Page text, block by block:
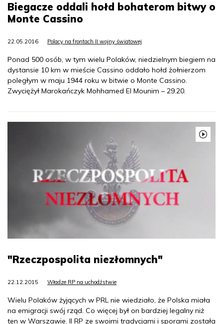
Biegacze oddali hołd bohaterom bitwy o
Monte Cassino
22.05.2016 Polacy na frontach II wojny światowej
Ponad 500 osób, w tym wielu Polaków, niedzielnym biegiem na
dystansie 10 km w mieście Cassino oddało hołd żołnierzom
poległym w maju 1944 roku w bitwie o Monte Cassino.
Zwyciężył Marokańczyk Mohhamed El Mounim – 29.20.
"Rzeczpospolita niezłomnych"
22.12.2015 Władze RP na uchodźstwie
Wielu Polaków żyjących w PRL nie wiedziało, że Polska miała
na emigracji swój rząd. Co więcej był on bardziej legalny niż
ten w Warszawie. II RP ze swoimi tradycjami i sporami została